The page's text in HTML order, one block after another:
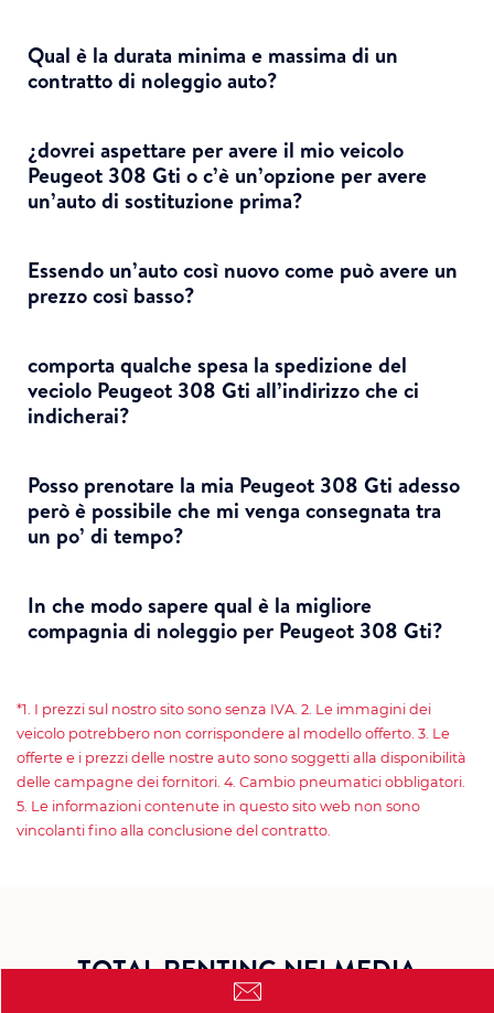
Qual è la durata minima e massima di un
contratto di noleggio auto?
¿dovrei aspettare per avere il mio veicolo
Peugeot 308 Gti o c’è un’opzione per avere
un’auto di sostituzione prima?
Essendo un’auto così nuovo come può avere un
prezzo così basso?
comporta qualche spesa la spedizione del
veciolo Peugeot 308 Gti all’indirizzo che ci
indicherai?
Posso prenotare la mia Peugeot 308 Gti adesso
però è possibile che mi venga consegnata tra
un po’ di tempo?
In che modo sapere qual è la migliore
compagnia di noleggio per Peugeot 308 Gti?
*1. I prezzi sul nostro sito sono senza IVA. 2. Le immagini dei
veicolo potrebbero non corrispondere al modello offerto. 3. Le
offerte e i prezzi delle nostre auto sono soggetti alla disponibilità
delle campagne dei fornitori. 4. Cambio pneumatici obbligatori.
5. Le informazioni contenute in questo sito web non sono
vincolanti fino alla conclusione del contratto.
TOTAL RENTING NEI MEDIA